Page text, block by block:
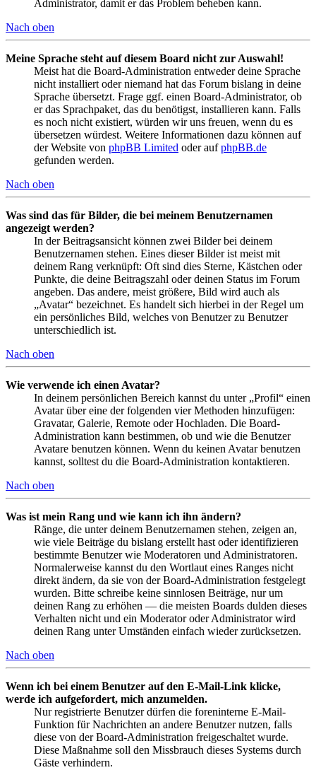
Administrator, damit er das Problem beheben kann.
Nach oben
Meine Sprache steht auf diesem Board nicht zur Auswahl!
Meist hat die Board-Administration entweder deine Sprache
nicht installiert oder niemand hat das Forum bislang in deine
Sprache übersetzt. Frage ggf. einen Board-Administrator, ob
er das Sprachpaket, das du benötigst, installieren kann. Falls
es noch nicht existiert, würden wir uns freuen, wenn du es
übersetzen würdest. Weitere Informationen dazu können auf
der Website von phpBB Limited oder aufphpBB.de
gefunden werden.
Nach oben
Was sind das für Bilder, die bei meinem Benutzernamen
angezeigt werden?
In der Beitragsansicht können zwei Bilder bei deinem
Benutzernamen stehen. Eines dieser Bilder ist meist mit
deinem Rang verknüpft: Oft sind dies Sterne, Kästchen oder
Punkte, die deine Beitragszahl oder deinen Status im Forum
angeben. Das andere, meist größere, Bild wird auch als
„Avatar“ bezeichnet. Es handelt sich hierbei in der Regel um
ein persönliches Bild, welches von Benutzer zu Benutzer
unterschiedlich ist.
Nach oben
Wie verwende ich einen Avatar?
In deinem persönlichen Bereich kannst du unter „Profil“ einen
Avatar über eine der folgenden vier Methoden hinzufügen:
Gravatar, Galerie, Remote oder Hochladen. Die Board-
Administration kann bestimmen, ob und wie die Benutzer
Avatare benutzen können. Wenn du keinen Avatar benutzen
kannst, solltest du die Board-Administration kontaktieren.
Nach oben
Was ist mein Rang und wie kann ich ihn ändern?
Ränge, die unter deinem Benutzernamen stehen, zeigen an,
wie viele Beiträge du bislang erstellt hast oder identifizieren
bestimmte Benutzer wie Moderatoren und Administratoren.
Normalerweise kannst du den Wortlaut eines Ranges nicht
direkt ändern, da sie von der Board-Administration festgelegt
wurden. Bitte schreibe keine sinnlosen Beiträge, nur um
deinen Rang zu erhöhen — die meisten Boards dulden dieses
Verhalten nicht und ein Moderator oder Administrator wird
deinen Rang unter Umständen einfach wieder zurücksetzen.
Nach oben
Wenn ich bei einem Benutzer auf den E-Mail-Link klicke,
werde ich aufgefordert, mich anzumelden.
Nur registrierte Benutzer dürfen die foreninterne E-Mail-
Funktion für Nachrichten an andere Benutzer nutzen, falls
diese von der Board-Administration freigeschaltet wurde.
Diese Maßnahme soll den Missbrauch dieses Systems durch
Gäste verhindern.